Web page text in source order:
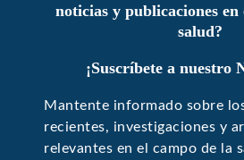
noticias y publicaciones
salud?
¡Suscríbete a nuestro
Mantente informado sobre
recientes, investigaciones y
relevantes en el campo de la